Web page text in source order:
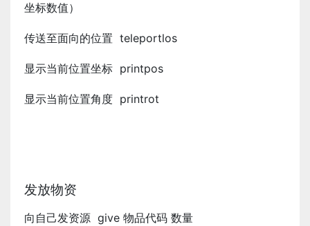
坐标数值）
传送至面向的位置 teleportlos
显示当前位置坐标 printpos
显示当前位置角度 printrot
发放物资
向自己发资源 give 物品代码 数量